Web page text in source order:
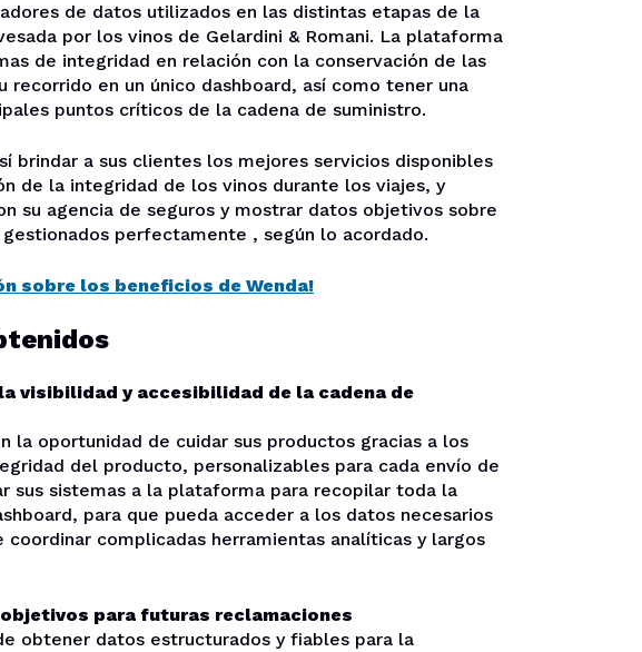
de datos utilizados en las distintas etapas de la
por los vinos de Gelardini & Romani. La plataforma
de integridad en relación con la conservación de las
recorrido en un único dashboard, así como tener una
puntos críticos de la cadena de suministro.
brindar a sus clientes los mejores servicios disponibles
de la integridad de los vinos durante los viajes, y
su agencia de seguros y mostrar datos objetivos sobre
perfectamente , según lo acordado.
sobre los beneficios de Wenda!
visibilidad y accesibilidad de la cadena de
la oportunidad de cuidar sus productos gracias a los
del producto, personalizables para cada envío de
sus sistemas a la plataforma para recopilar toda la
para que pueda acceder a los datos necesarios
coordinar complicadas herramientas analíticas y largos
para futuras reclamaciones
obtener datos estructurados y fiables para la